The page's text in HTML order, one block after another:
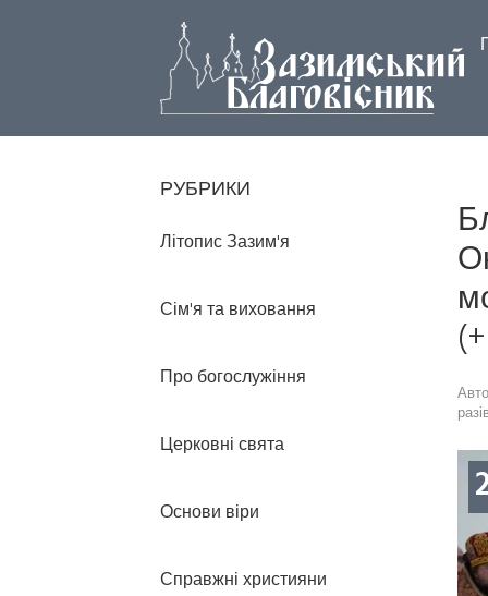
РУБРИКИ
Літопис Зазим'я
Сім'я та виховання
Про богослужіння
Церковні свята
Основи віри
Справжні християни